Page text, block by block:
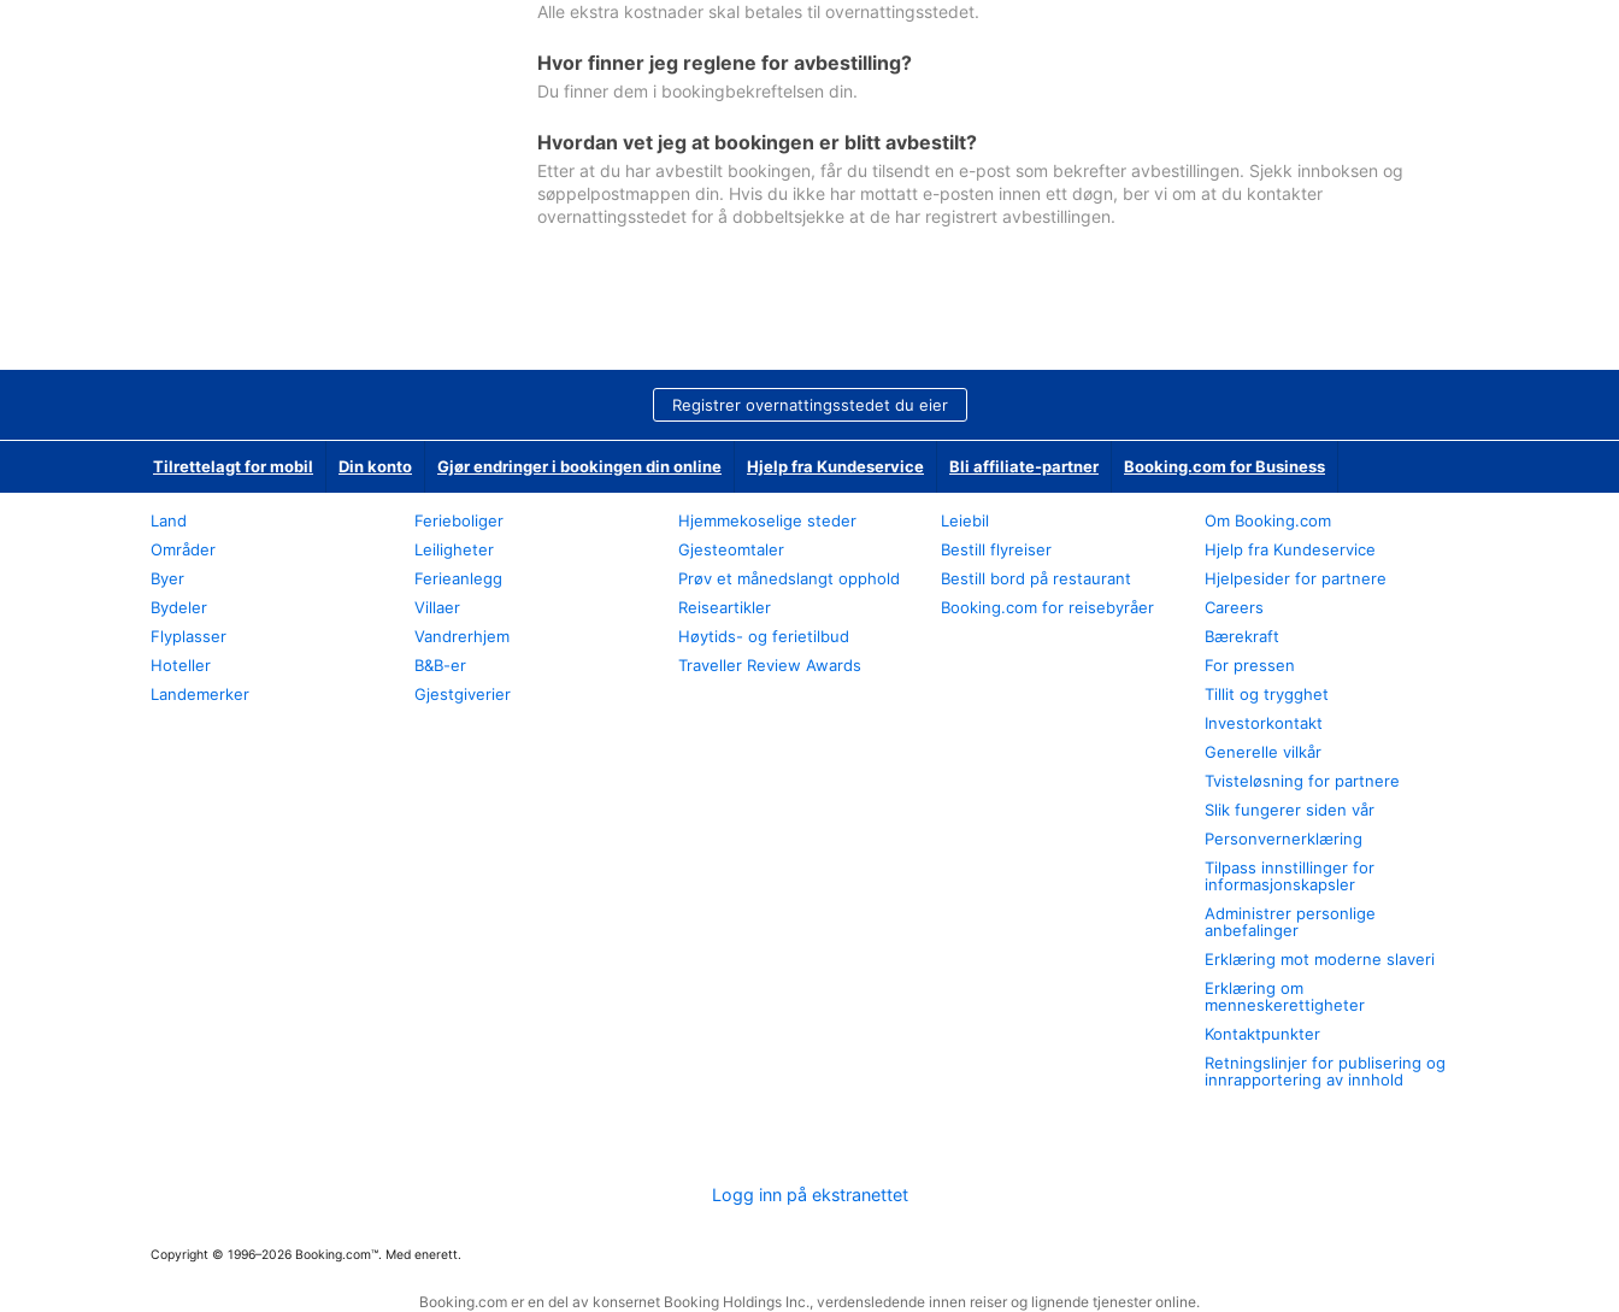
Alle ekstra kostnader skal betales til overnattingsstedet.
Hvor finner jeg reglene for avbestilling?
Du finner dem i bookingbekreftelsen din.
Hvordan vet jeg at bookingen er blitt avbestilt?
Etter at du har avbestilt bookingen, får du tilsendt en e-post som bekrefter avbestillingen. Sjekk innboksen og
søppelpostmappen din. Hvis du ikke har mottatt e-posten innen ett døgn, ber vi om at du kontakter
overnattingsstedet for å dobbeltsjekke at de har registrert avbestillingen.
Registrer overnattingsstedet du eier
Tilrettelagt for mobil Din konto Gjør endringer i bookingen din online Hjelp fra Kundeservice Bli affiliate-partner Booking.com for Business
Land
Områder
Byer
Bydeler
Flyplasser
Hoteller
Landemerker
Ferieboliger
Leiligheter
Ferieanlegg
Villaer
Vandrerhjem
B&B-er
Gjestgiverier
Hjemmekoselige steder
Gjesteomtaler
Prøv et månedslangt opphold
Reiseartikler
Høytids- og ferietilbud
Traveller Review Awards
Leiebil
Bestill flyreiser
Bestill bord på restaurant
Booking.com for reisebyråer
Om Booking.com
Hjelp fra Kundeservice
Hjelpesider for partnere
Careers
Bærekraft
For pressen
Tillit og trygghet
Investorkontakt
Generelle vilkår
Tvisteløsning for partnere
Slik fungerer siden vår
Personvernerklæring
Tilpass innstillinger for
informasjonskapsler
Administrer personlige
anbefalinger
Erklæring mot moderne slaveri
Erklæring om
menneskerettigheter
Kontaktpunkter
Retningslinjer for publisering og
innrapportering av innhold
Logg inn på ekstranettet
Copyright © 1996–2026 Booking.com™. Med enerett.
Booking.com er en del av konsernet Booking Holdings Inc., verdensledende innen reiser og lignende tjenester online.